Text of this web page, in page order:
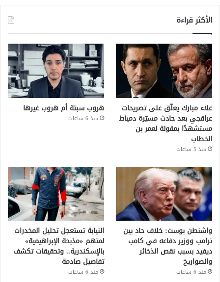
الأكثر قراءة
علاء مبارك يعلّق على تصريحات
عراقجي بعد حادث مسيّرة دمياط
مستشهدًا بمقولة لعمر بن
الخطاب
منذ 5 ساعات
هروب سبتة أم هروب غيرها
منذ 6 ساعات
واشنطن بوست: خلاف حاد بين
ترامب ووزير دفاعه في كامب
ديفيد بسبب نقص الذخائر
والصواريخ
منذ 6 ساعات
النيابة تستعجل تحليل المخدرات
لمتهم «مذبحة الإبراهيمية»
بالإسكندرية.. وتحقيقات تكشف
تفاصيل صادمة
منذ 6 ساعات